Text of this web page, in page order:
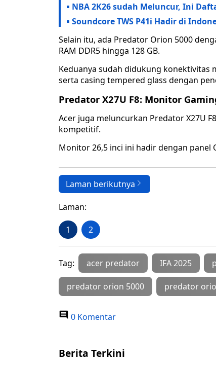
NBA 2K26 sudah Meluncur, Ini
Soundcore TWS P41i Hadir di
Selain itu, ada Predator Orion 5000
RAM DDR5 hingga 128 GB.
Keduanya sudah didukung konektivitas
serta casing tempered glass dengan
Predator X27U F8: Monitor
Acer juga meluncurkan Predator X27U
kompetitif.
Monitor 26,5 inci ini hadir dengan panel
Laman berikutnya
Laman:
1 2
Tag: acer predator IFA 2025
predator orion 5000 predator
0 Komentar
Berita Terkini